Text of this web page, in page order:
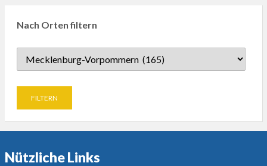
Nach Orten filtern
Nützliche Links